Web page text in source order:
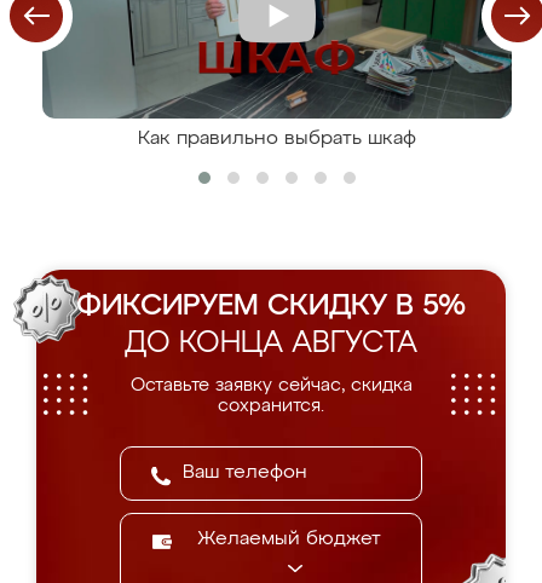
Как правильно выбрать шкаф
ФИКСИРУЕМ СКИДКУ В 5%
ДО КОНЦА АВГУСТА
Оставьте заявку сейчас, скидка
сохранится.
Желаемый бюджет